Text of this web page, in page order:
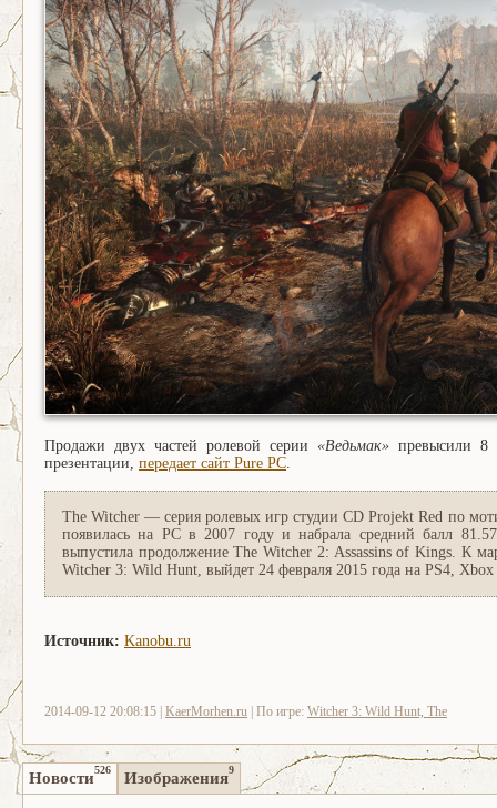
Продажи двух частей ролевой серии«Ведьмак» превысили
презентации, передает сайт Pure PC.
The Witcher — серия ролевых игр студии CD Projekt Red по
появилась на PC в 2007 году и набрала средний балл
выпустила продолжение The Witcher 2: Assassins of Kings. К
Witcher 3: Wild Hunt, выйдет 24 февраля 2015 года на PS4,
Источник: Kanobu.ru
2014-09-12 20:08:15 | KaerMorhen.ru | По игре: Witcher 3: Wild Hunt, The
Новости526 Изображения9